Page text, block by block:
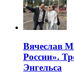
Вячеслав
России».
Энгельса